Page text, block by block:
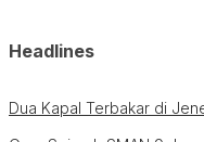
Headlines
Dua Kapal Terbakar di